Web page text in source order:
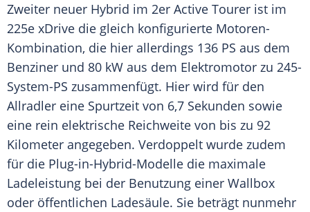
Zweiter neuer Hybrid im 2er Active Tourer ist im
225e xDrive die gleich konfigurierte Motoren-
Kombination, die hier allerdings 136 PS aus dem
Benziner und 80 kW aus dem Elektromotor zu 245-
System-PS zusammenfügt. Hier wird für den
Allradler eine Spurtzeit von 6,7 Sekunden sowie
eine rein elektrische Reichweite von bis zu 92
Kilometer angegeben. Verdoppelt wurde zudem
für die Plug-in-Hybrid-Modelle die maximale
Ladeleistung bei der Benutzung einer Wallbox
oder öffentlichen Ladesäule. Sie beträgt nunmehr